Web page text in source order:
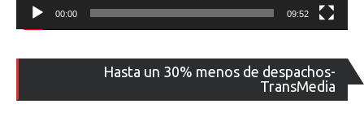
00:00 09:52
Hasta un 30% menos de despachos-
TransMedia
de